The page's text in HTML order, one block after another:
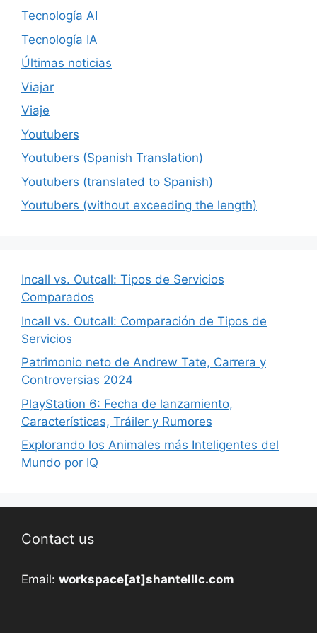
Tecnología AI
Tecnología IA
Últimas noticias
Viajar
Viaje
Youtubers
Youtubers (Spanish Translation)
Youtubers (translated to Spanish)
Youtubers (without exceeding the length)
Incall vs. Outcall: Tipos de Servicios
Comparados
Incall vs. Outcall: Comparación de Tipos de
Servicios
Patrimonio neto de Andrew Tate, Carrera y
Controversias 2024
PlayStation 6: Fecha de lanzamiento,
Características, Tráiler y Rumores
Explorando los Animales más Inteligentes del
Mundo por IQ
Contact us
Email: workspace[at]shantelllc.com